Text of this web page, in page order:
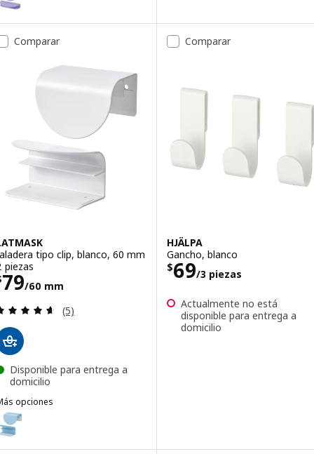
BEGRIPA, Jaladera, azul claro/semicircular, 130 mm
BEGRIPA, Jaladera, verde/semicircular, 130 mm
Comparar
tipo clip, blanco, 60 mm
piezas
79/60 mm$ 79/60 mm
Revisa: 4.6 de 5 estrellas. Total opiniones:
(5)
Disponible para entrega a
domicilio
opciones
LATMASK, Jaladera tipo clip, azul, 60 mm 2 piezas
LATMASK, Jaladera tipo clip, negro, 60 mm 2 piezas
Comparar
HJÄLPA
Gancho, blanco
$69/3 piezas
Precio $ 69/3
Actualmente no está
disponible para entrega a
domicilio